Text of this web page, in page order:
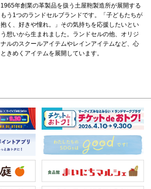
1965年創業の革製品を扱う土屋鞄製造所が展開する
もう1つのランドセルブランドです。「子どもたちが
抱く、好きや憧れ。」その気持ちを応援したいとい
う想いから生まれました。ランドセルの他、オリジ
ナルのスクールアイテムやレインアイテムなど、心
ときめくアイテムを展開しています。